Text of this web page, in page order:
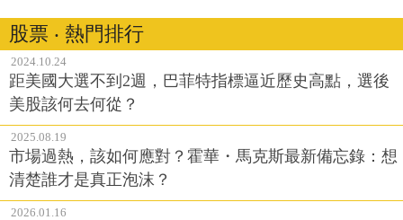
股票 ‧ 熱門排行
2024.10.24
距美國大選不到2週，巴菲特指標逼近歷史高點，選後
美股該何去何從？
2025.08.19
市場過熱，該如何應對？霍華・馬克斯最新備忘錄：想
清楚誰才是真正泡沫？
2026.01.16